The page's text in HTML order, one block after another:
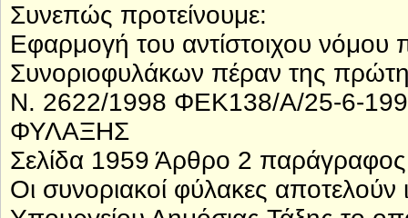
Συνεπώς προτείνουμε:
Εφαρμογή του αντίστοιχου νόμου
Συνοριοφυλάκων πέραν της
Ν. 2622/1998 ΦΕΚ138/Α/25-6-
ΦΥΛΑΞΗΣ
Σελίδα 1959 Άρθρο 2
Οι συνοριακοί φύλακες αποτελούν